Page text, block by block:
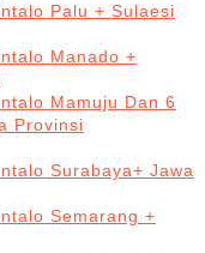
Palu + Sulaesi
Manado +
Mamuju Dan 6
Provinsi
Surabaya+ Jawa
Semarang +